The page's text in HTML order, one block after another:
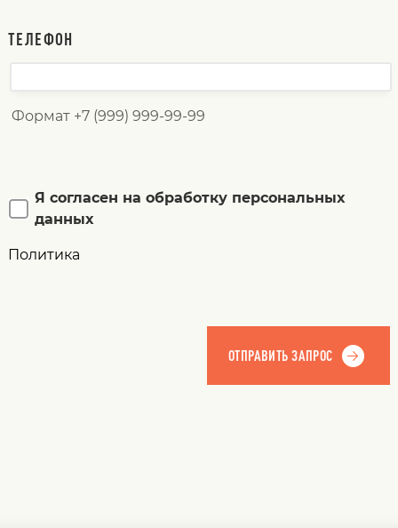
ТЕЛЕФОН
Формат +7 (999) 999-99-99
Я согласен на обработку персональных
данных
Политика